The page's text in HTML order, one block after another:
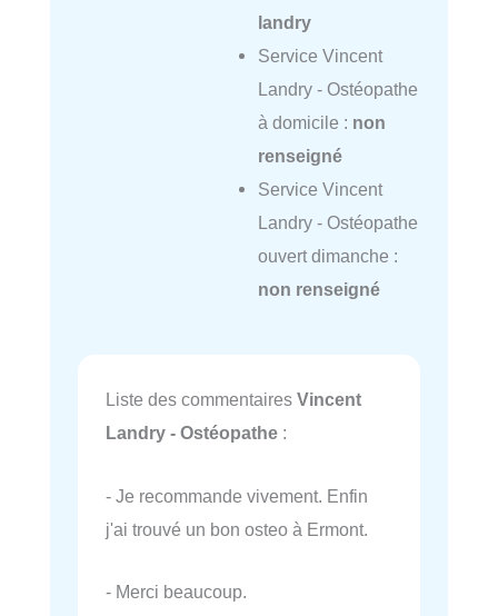
landry
Service Vincent
Landry - Ostéopathe
à domicile : non
renseigné
Service Vincent
Landry - Ostéopathe
ouvert dimanche :
non renseigné
Liste des commentaires Vincent
Landry - Ostéopathe :
- Je recommande vivement. Enfin
j'ai trouvé un bon osteo à Ermont.
- Merci beaucoup.